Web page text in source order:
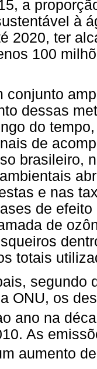
a
à
2020, ter
100
conjunto
dessas
do
de
brasileiro,
e nas
de
de
totais
segundo
ONU, os
ano na
As
aumento